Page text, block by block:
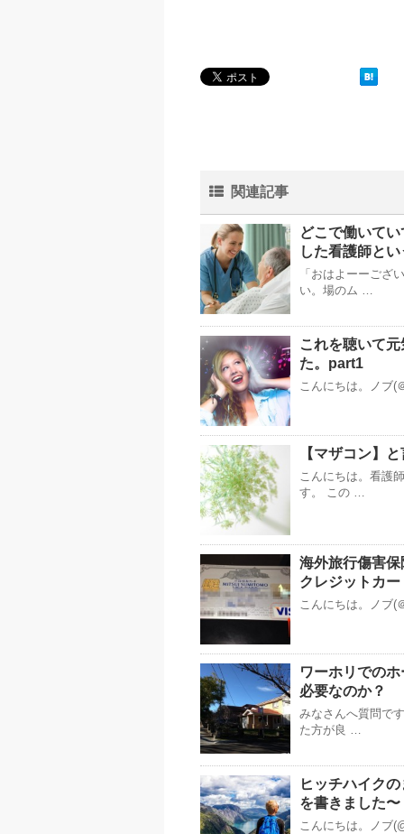
関連記事
どこで働いて
した看護師と
「おはよーーござ
い。場のム …
これを聴いて
た。part1
こんにちは。ノブ(
【マザコン】
こんにちは。看護
す。 この …
海外旅行傷害
クレジットカー
こんにちは。ノブ(
ワーホリでの
必要なのか？
みなさんへ質問で
た方が良 …
ヒッチハイク
を書きました〜
こんにちは。ノブ